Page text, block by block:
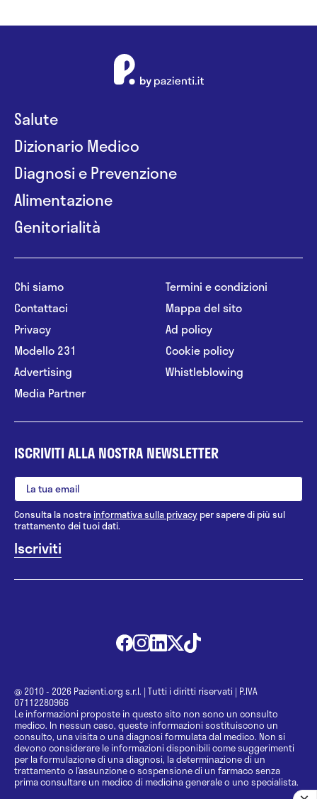
Salute
Dizionario Medico
Diagnosi e Prevenzione
Alimentazione
Genitorialità
Chi siamo
Contattaci
Privacy
Modello 231
Advertising
Media Partner
Termini e condizioni
Mappa del sito
Ad policy
Cookie policy
Whistleblowing
ISCRIVITI ALLA NOSTRA NEWSLETTER
Consulta la nostrainformativa sulla privacy per sapere di più sul
trattamento dei tuoi dati.
@ 2010 - 2026 Pazienti.org s.r.l. | Tutti i diritti riservati | P.IVA
07112280966
Le informazioni proposte in questo sito non sono un consulto
medico. In nessun caso, queste informazioni sostituiscono un
consulto, una visita o una diagnosi formulata dal medico. Non si
devono considerare le informazioni disponibili come suggerimenti
per la formulazione di una diagnosi, la determinazione di un
trattamento o l’assunzione o sospensione di un farmaco senza
prima consultare un medico di medicina generale o uno specialista.